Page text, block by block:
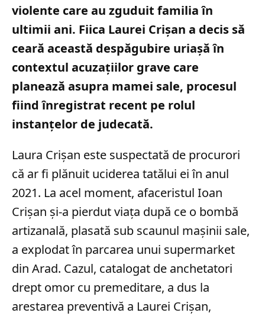
violente care au zguduit familia în
ultimii ani. Fiica Laurei Crișan a decis să
ceară această despăgubire uriașă în
contextul acuzațiilor grave care
planează asupra mamei sale, procesul
fiind înregistrat recent pe rolul
instanțelor de judecată.
Laura Crișan este suspectată de procurori
că ar fi plănuit uciderea tatălui ei în anul
2021. La acel moment, afaceristul Ioan
Crișan și-a pierdut viața după ce o bombă
artizanală, plasată sub scaunul mașinii sale,
a explodat în parcarea unui supermarket
din Arad. Cazul, catalogat de anchetatori
drept omor cu premeditare, a dus la
arestarea preventivă a Laurei Crișan,